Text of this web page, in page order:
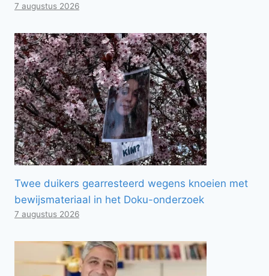
7 augustus 2026
Twee duikers gearresteerd wegens knoeien met
bewijsmateriaal in het Doku-onderzoek
7 augustus 2026